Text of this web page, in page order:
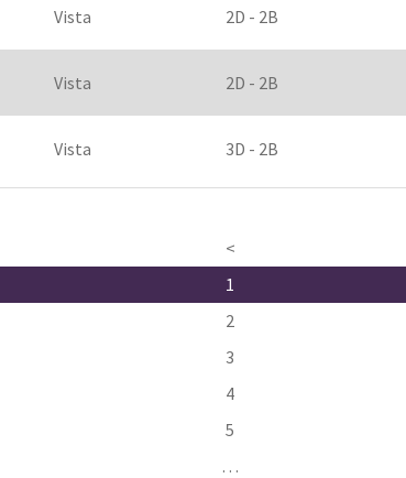
Vista 2D - 2B
Vista 2D - 2B
Vista 3D - 2B
<
1
2
3
4
5
…